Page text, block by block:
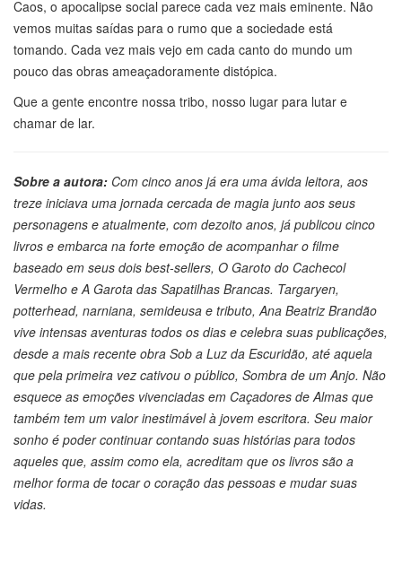
Caos, o apocalipse social parece cada vez mais eminente. Não
vemos muitas saídas para o rumo que a sociedade está
tomando. Cada vez mais vejo em cada canto do mundo um
pouco das obras ameaçadoramente distópica.
Que a gente encontre nossa tribo, nosso lugar para lutar e
chamar de lar.
Sobre a autora: Com cinco anos já era uma ávida leitora, aos
treze iniciava uma jornada cercada de magia junto aos seus
personagens e atualmente, com dezoito anos, já publicou cinco
livros e embarca na forte emoção de acompanhar o filme
baseado em seus dois best-sellers, O Garoto do Cachecol
Vermelho e A Garota das Sapatilhas Brancas. Targaryen,
potterhead, narniana, semideusa e tributo, Ana Beatriz Brandão
vive intensas aventuras todos os dias e celebra suas publicações,
desde a mais recente obra Sob a Luz da Escuridão, até aquela
que pela primeira vez cativou o público, Sombra de um Anjo. Não
esquece as emoções vivenciadas em Caçadores de Almas que
também tem um valor inestimável à jovem escritora. Seu maior
sonho é poder continuar contando suas histórias para todos
aqueles que, assim como ela, acreditam que os livros são a
melhor forma de tocar o coração das pessoas e mudar suas
vidas.